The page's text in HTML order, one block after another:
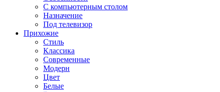
С компьютерным столом
Назначение
Под телевизор
Прихожие
Стиль
Классика
Современные
Модерн
Цвет
Белые